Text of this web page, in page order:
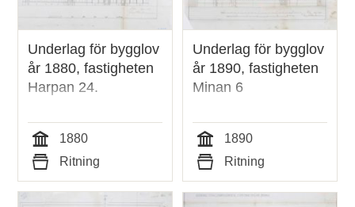
Underlag för bygglov
år 1880, fastigheten
Harpan 24.
Tid
1880
Typ
Ritning
Underlag för bygglov
år 1890, fastigheten
Minan 6
Tid
1890
Typ
Ritning